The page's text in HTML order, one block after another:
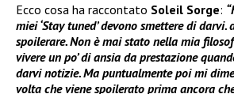
Ecco cosa ha raccontato Soleil Sorge:
miei ‘Stay tuned’ devono smettere di darvi.
spoilerare. Non è mai stato nella mia
vivere un po’ di ansia da prestazione
darvi notizie. Ma puntualmente poi mi
volta che viene spoilerato prima ancora